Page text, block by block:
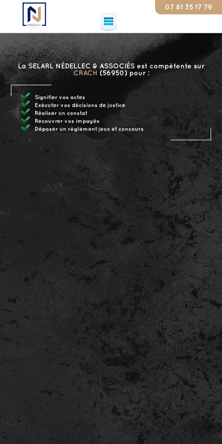
07 81 35 17 79
La SELARL NÉDELLEC & ASSOCIÉS est compétente sur
CRACH
(56950) pour :
Signifier vos actes
Exécuter vos décisions de justice
Réaliser un constat
Recouvrer vos impayés
Déposer un règlement jeux et concours